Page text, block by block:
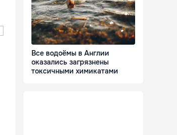
Все водоёмы в Англии
оказались загрязнены
токсичными химикатами